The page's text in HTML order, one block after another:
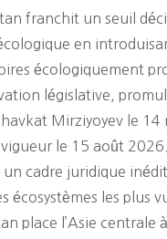
franchit un seuil
en
écologiquement
législative,
Mirziyoyev le 14
le 15 août
un cadre juridique
écosystèmes les plus
place l’Asie centrale